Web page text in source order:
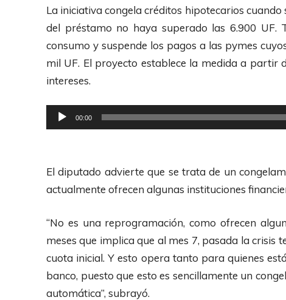
La iniciativa congela créditos hipotecarios
del préstamo no haya superado las 6.900 UF.
consumo y suspende los pagos a las pymes
mil UF. El proyecto establece la medida a partir
intereses.
e
r
u
c
t
o
r
00:00
El diputado advierte que se trata de un
actualmente ofrecen algunas instituciones
“No es una reprogramación, como ofrecen
meses que implica que al mes 7, pasada la crisis
cuota inicial. Y esto opera tanto para quienes
banco, puesto que esto es sencillamente un
automática”, subrayó.